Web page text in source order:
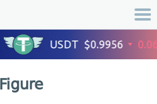
Figure